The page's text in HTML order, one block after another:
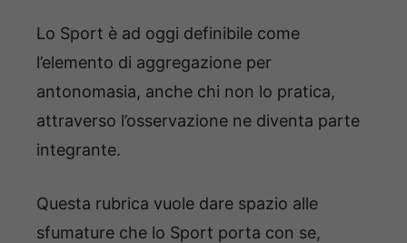
Lo Sport è ad oggi definibile come
l’elemento di aggregazione per
antonomasia, anche chi non lo pratica,
attraverso l’osservazione ne diventa parte
integrante.
Questa rubrica vuole dare spazio alle
sfumature che lo Sport porta con se,